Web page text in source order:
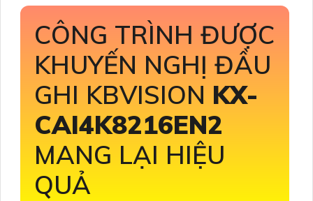
CÔNG TRÌNH ĐƯỢC
KHUYẾN NGHỊ ĐẦU
GHI KBVISION KX-
CAI4K8216EN2
MANG LẠI HIỆU
QUẢ